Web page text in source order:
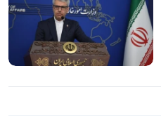
இடம்பெறவில்லை” -
ஈரான் அதிரடி